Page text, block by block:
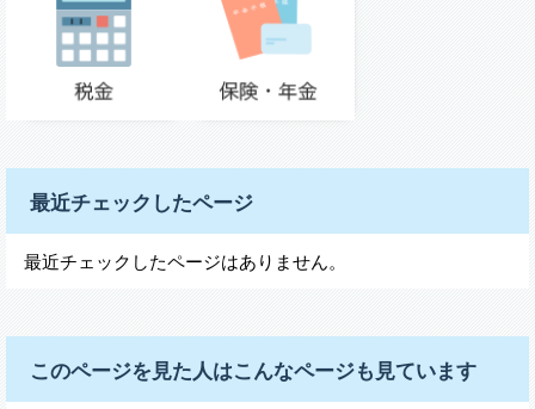
最近チェックしたページ
最近チェックしたページはありません。
このページを見た人はこんなページも見ています